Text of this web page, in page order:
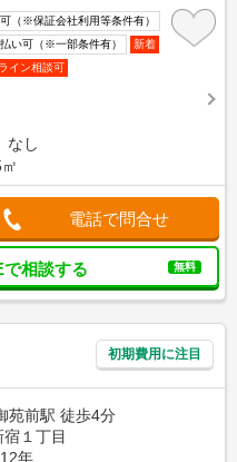
（※保証会社利用等条件有）
い可（※一部条件有）
新着
イン相談可
なし
電話で問合せ
相談する 無料
初期費用に注目
苑前駅 徒歩4分
１丁目
年